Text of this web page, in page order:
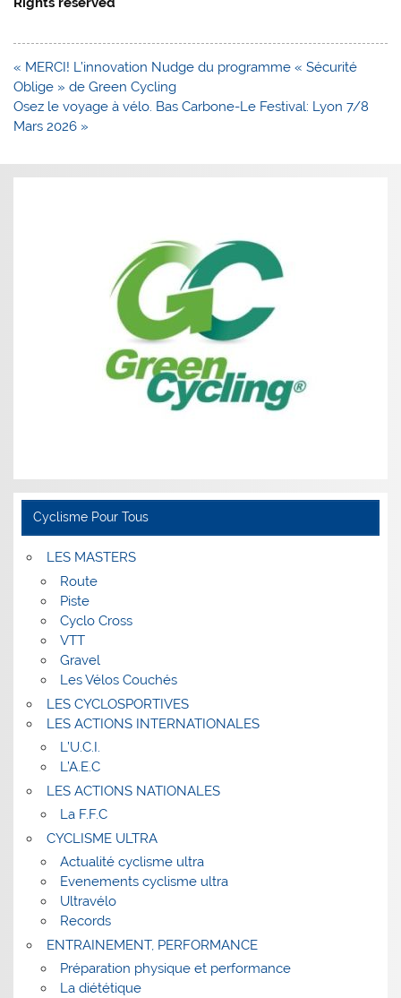
Navigation
de
l’article
« MERCI! L’innovation Nudge du programme « Sécurité
Oblige » de Green Cycling
Osez le voyage à vélo. Bas Carbone-Le Festival: Lyon 7/8
Mars 2026 »
Cyclisme Pour Tous
LES MASTERS
Route
Piste
Cyclo Cross
VTT
Gravel
Les Vélos Couchés
LES CYCLOSPORTIVES
LES ACTIONS INTERNATIONALES
L’U.C.I.
L’A.E.C
LES ACTIONS NATIONALES
La F.F.C
CYCLISME ULTRA
Actualité cyclisme ultra
Evenements cyclisme ultra
Ultravélo
Records
ENTRAINEMENT, PERFORMANCE
Préparation physique et performance
La diététique